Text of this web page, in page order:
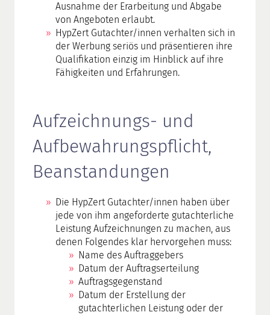
Ausnahme der Erarbeitung und Abgabe
von Angeboten erlaubt.
HypZert Gutachter/innen verhalten sich in
der Werbung seriös und präsentieren ihre
Qualifikation einzig im Hinblick auf ihre
Fähigkeiten und Erfahrungen.
Aufzeichnungs- und
Aufbewahrungspflicht,
Beanstandungen
Die HypZert Gutachter/innen haben über
jede von ihm angeforderte gutachterliche
Leistung Aufzeichnungen zu machen, aus
denen Folgendes klar hervorgehen muss:
Name des Auftraggebers
Datum der Auftragserteilung
Auftragsgegenstand
Datum der Erstellung der
gutachterlichen Leistung oder der